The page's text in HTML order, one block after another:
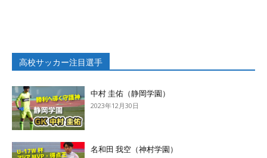
高校サッカー注目選手
中村 圭佑（静岡学園）
2023年12月30日
名和田 我空（神村学園）